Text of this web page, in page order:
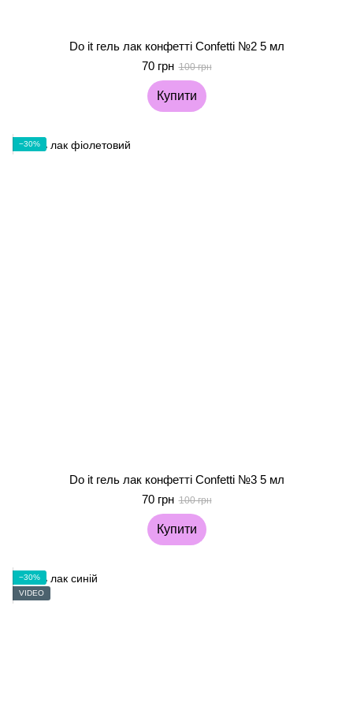
Do it гель лак конфетті Confetti №2 5 мл
70 грн 100 грн
Купити
−30%
Do it гель лак конфетті Confetti №3 5 мл
70 грн 100 грн
Купити
−30%
VIDEO